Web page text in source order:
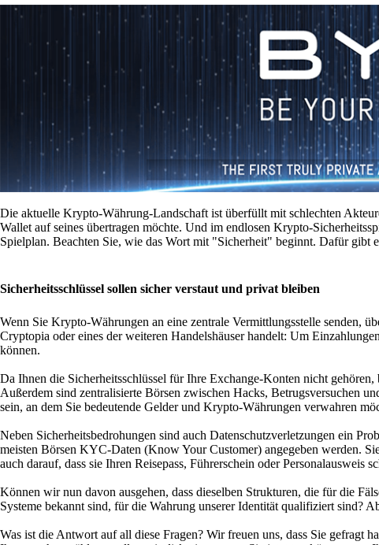
Die aktuelle Krypto-Währung-Landschaft ist überfüllt mit schlechten
Wallet auf seines übertragen möchte. Und im endlosen Krypto-
Spielplan. Beachten Sie, wie das Wort mit "Sicherheit" beginnt. Dafür gibt
Sicherheitsschlüssel sollen sicher verstaut und privat bleiben
Wenn Sie Krypto-Währungen an eine zentrale Vermittlungsstelle senden,
Cryptopia oder eines der weiteren Handelshäuser handelt: Um
können.
Da Ihnen die Sicherheitsschlüssel für Ihre Exchange-Konten nicht
Außerdem sind zentralisierte Börsen zwischen Hacks, Betrugsversuchen
sein, an dem Sie bedeutende Gelder und Krypto-Währungen verwahren
Neben Sicherheitsbedrohungen sind auch Datenschutzverletzungen ein
meisten Börsen KYC-Daten (Know Your Customer) angegeben werden.
auch darauf, dass sie Ihren Reisepass, Führerschein oder Personalausweis
Können wir nun davon ausgehen, dass dieselben Strukturen, die für die
Systeme bekannt sind, für die Wahrung unserer Identität qualifiziert sind?
Was ist die Antwort auf all diese Fragen? Wir freuen uns, dass Sie gefragt